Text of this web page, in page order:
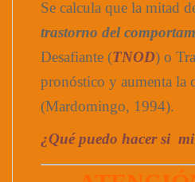
Se calcula que la mitad
trastorno del
Desafiante (TNOD) o
pronóstico y aumenta la
(Mardomingo, 1994).
¿Qué puedo hacer si